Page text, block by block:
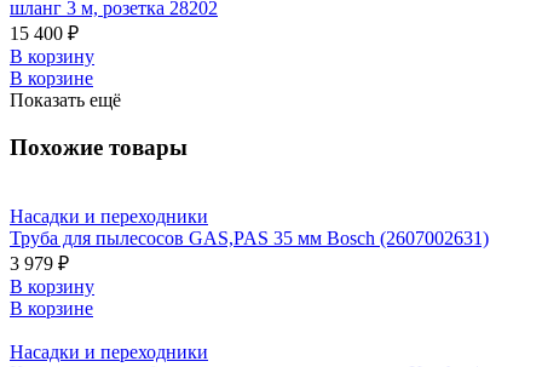
шланг 3 м, розетка 28202
15 400 ₽
В корзину
В корзине
Показать ещё
Похожие товары
Насадки и переходники
Труба для пылесосов GAS,PAS 35 мм Bosch (2607002631)
3 979 ₽
В корзину
В корзине
Насадки и переходники